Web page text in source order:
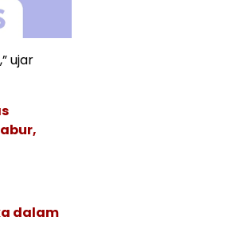
ujar
dalam